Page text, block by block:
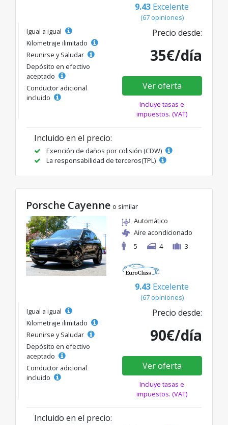
9.43 Excelente
(67 opiniones)
Igual a igual
Kilometraje ilimitado
Reunirse y Saludar
Depósito en efectivo
aceptado
Conductor adicional
incluido
Precio desde:
35€/día
Ver oferta
Incluye tasas e
impuestos. (VAT)
Incluido en el precio:
Exención de daños por colisión (CDW)
La responsabilidad de terceros(TPL)
Porsche Cayenne o similar
Automático
Aire acondicionado
5
4 3
9.43 Excelente
(67 opiniones)
Igual a igual
Kilometraje ilimitado
Reunirse y Saludar
Depósito en efectivo
aceptado
Conductor adicional
incluido
Precio desde:
90€/día
Ver oferta
Incluye tasas e
impuestos. (VAT)
Incluido en el precio: